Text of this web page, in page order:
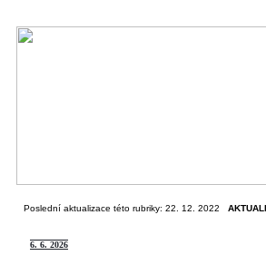
Poslední aktualizace této rubriky: 22. 12. 2022
6. 6. 2026